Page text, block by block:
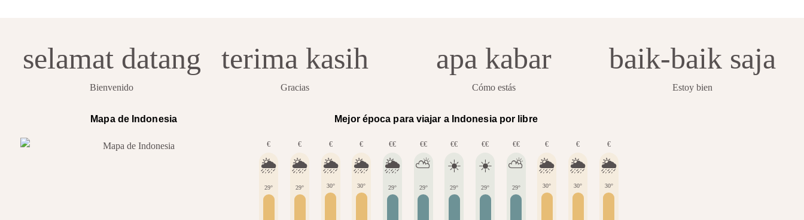
selamat datang
Bienvenido
terima kasih
Gracias
apa kabar
Cómo estás
baik-baik saja
Estoy bien
Mapa de Indonesia Mejor época para viajar a Indonesia por libre
€
🌦️
29°
€
🌦️
29°
€
🌦️
30°
€
🌦️
30°
€€
🌦️
29°
€€
⛅️
29°
€€
☀️
29°
€€
☀️
29°
€€
⛅️
29°
€
🌦️
30°
€
🌦️
30°
€
🌦️
30°